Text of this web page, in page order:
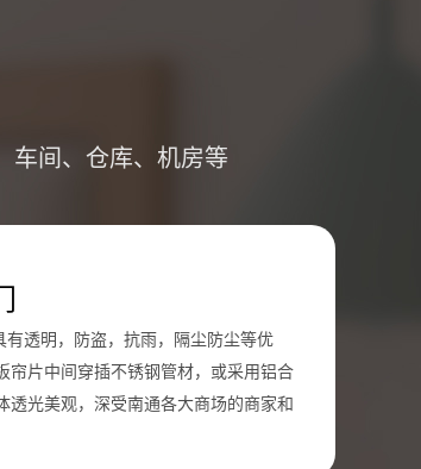
车间、仓库、机房等
有透明，防盗，抗雨，隔尘防尘等优
帘片中间穿插不锈钢管材，或采用铝合
透光美观，深受南通各大商场的商家和